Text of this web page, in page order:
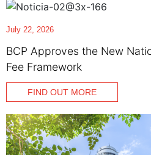
July 22, 2026
BCP Approves the New
Fee Framework
FIND OUT MORE